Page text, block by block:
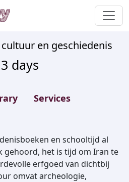
en geschiedenis
days
Services
en schooltijd al
gehoord, het is tijd om Iran te
erfgoed van dichtbij
omvat archeologie,